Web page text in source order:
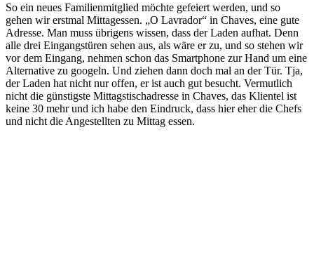
So ein neues Familienmitglied möchte gefeiert werden, und so
gehen wir erstmal Mittagessen. „O Lavrador“ in Chaves, eine gute
Adresse. Man muss übrigens wissen, dass der Laden aufhat. Denn
alle drei Eingangstüren sehen aus, als wäre er zu, und so stehen wir
vor dem Eingang, nehmen schon das Smartphone zur Hand um eine
Alternative zu googeln. Und ziehen dann doch mal an der Tür. Tja,
der Laden hat nicht nur offen, er ist auch gut besucht. Vermutlich
nicht die günstigste Mittagstischadresse in Chaves, das Klientel ist
keine 30 mehr und ich habe den Eindruck, dass hier eher die Chefs
und nicht die Angestellten zu Mittag essen.